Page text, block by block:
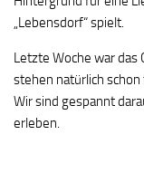
„Lebensdorf“ spielt.
Letzte Woche war
stehen natürlich
Wir sind gespannt
erleben.